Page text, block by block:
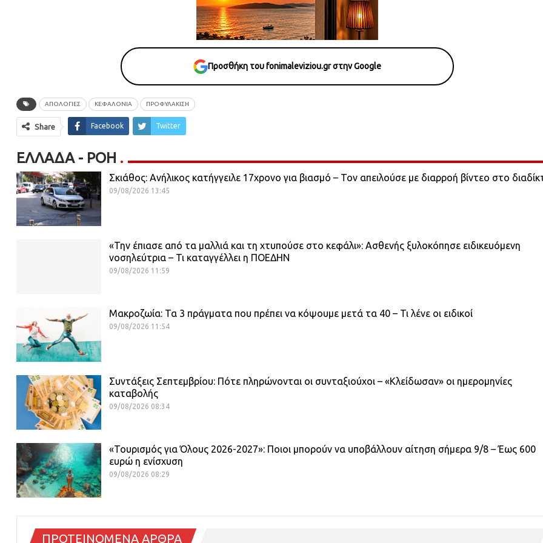
Προσθήκη του fonimaleviziou.gr στην Google
ΑΠΟΛΟΓΙΕΣ ΚΕΦΑΛΟΝΙΑ ΠΡΟΦΥΛΑΚΙΣΗ
Share Facebook Twitter
ΕΛΛΆΔΑ - ΡΟΗ
Σκιάθος: Ανήλικος κατήγγειλε 17χρονο για βιασμό – Τον απειλούσε με διαρροή βίντεο στο
09/08/2026 13:45
«Την έπιασε από τα μαλλιά και τη χτυπούσε στο κεφάλι»: Ασθενής ξυλοκόπησε ειδικευόμενη
νοσηλεύτρια – Τι καταγγέλλει η ΠΟΕΔΗΝ
09/08/2026 11:59
Μακροζωία: Τα 3 πράγματα που πρέπει να κόψουμε μετά τα 40 – Τι λένε οι ειδικοί
09/08/2026 11:54
Συντάξεις Σεπτεμβρίου: Πότε πληρώνονται οι συνταξιούχοι – «Κλείδωσαν» οι ημερομηνίες
καταβολής
09/08/2026 08:34
«Τουρισμός για Όλους 2026-2027»: Ποιοι μπορούν να υποβάλλουν αίτηση σήμερα 9/8 – Έως 600
ευρώ η ενίσχυση
09/08/2026 08:29
ΠΡΟΤΕΙΝΟΜΕΝΑ ΑΡΘΡΑ